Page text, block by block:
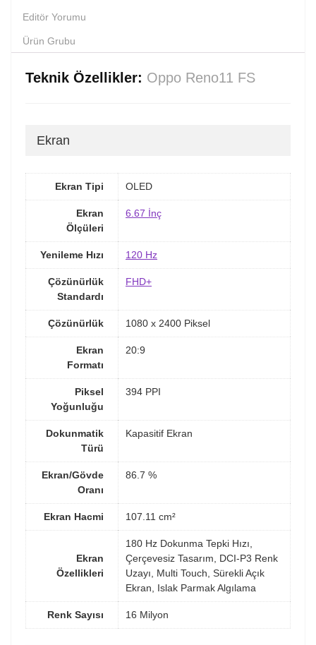
Editör Yorumu
Ürün Grubu
Teknik Özellikler: Oppo Reno11 FS
Ekran
Ekran Tipi OLED
Ekran
Ölçüleri
6.67 İnç
Yenileme Hızı 120 Hz
Çözünürlük
Standardı
FHD+
Çözünürlük 1080 x 2400 Piksel
Ekran
Formatı
20:9
Piksel
Yoğunluğu
394 PPI
Dokunmatik
Türü
Kapasitif Ekran
Ekran/Gövde
Oranı
86.7 %
Ekran Hacmi 107.11 cm²
Ekran
Özellikleri
180 Hz Dokunma Tepki Hızı,
Çerçevesiz Tasarım, DCI-P3 Renk
Uzayı, Multi Touch, Sürekli Açık
Ekran, Islak Parmak Algılama
Renk Sayısı 16 Milyon